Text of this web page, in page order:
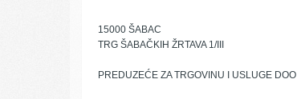
15000 ŠABAC
TRG ŠABAČKIH ŽRTAVA 1/III
PREDUZEĆE ZA TRGOVINU I USLUGE DOO